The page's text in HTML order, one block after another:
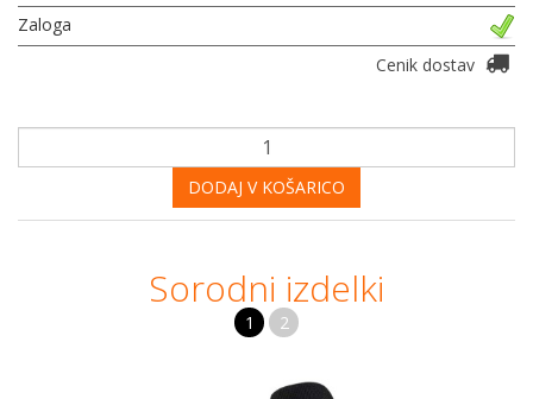
Zaloga
Cenik dostav
DODAJ V KOŠARICO
Sorodni izdelki
1 2